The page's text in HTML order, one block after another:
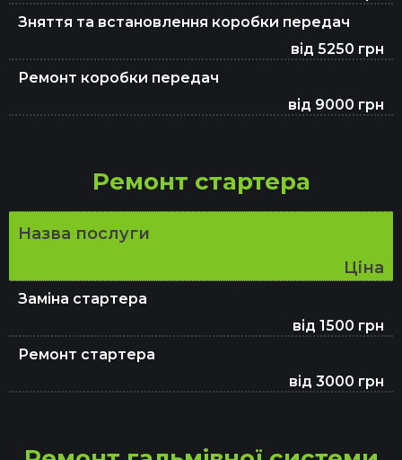
Зняття та встановлення коробки передач
від 5250 грн
Ремонт коробки передач
від 9000 грн
Ремонт стартера
Назва послуги
Ціна
Заміна стартера
від 1500 грн
Ремонт стартера
від 3000 грн